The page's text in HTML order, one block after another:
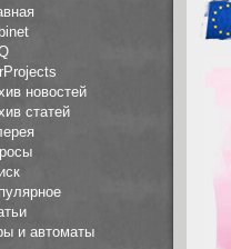
новостей
статей
и автоматы